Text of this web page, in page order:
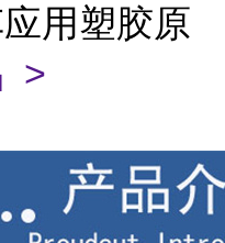
用塑胶原
>